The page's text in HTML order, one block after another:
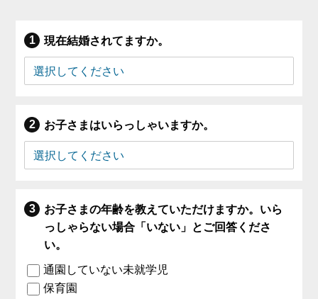
現在結婚されてますか。
お子さまはいらっしゃいますか。
お子さまの年齢を教えていただけますか。いら
っしゃらない場合「いない」とご回答くださ
い。
通園していない未就学児
保育園